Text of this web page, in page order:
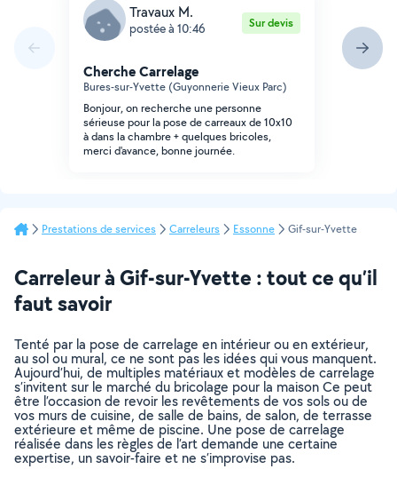
Travaux M.
postée à 10:46 Sur devis
Cherche Carrelage
Bures-sur-Yvette (Guyonnerie Vieux Parc)
Bonjour, on recherche une personne
sérieuse pour la pose de carreaux de 10x10
à dans la chambre + quelques bricoles,
merci d'avance, bonne journée.
Prestations de services Carreleurs Essonne Gif-sur-Yvette
Carreleur à Gif-sur-Yvette : tout ce qu’il
faut savoir
Tenté par la pose de carrelage en intérieur ou en extérieur,
au sol ou mural, ce ne sont pas les idées qui vous manquent.
Aujourd’hui, de multiples matériaux et modèles de carrelage
s’invitent sur le marché du bricolage pour la maison Ce peut
être l’occasion de revoir les revêtements de vos sols ou de
vos murs de cuisine, de salle de bains, de salon, de terrasse
extérieure et même de piscine. Une pose de carrelage
réalisée dans les règles de l’art demande une certaine
expertise, un savoir-faire et ne s’improvise pas.